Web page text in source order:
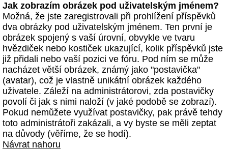
Jak zobrazím obrázek pod uživatelským jménem?
Možná, že jste zaregistrovali při prohlížení příspěvků
dva obrázky pod uživatelským jménem. Ten první je
obrázek spojený s vaší úrovní, obvykle ve tvaru
hvězdiček nebo kostiček ukazující, kolik příspěvků jste
již přidali nebo vaší pozici ve fóru. Pod ním se může
nacházet větší obrázek, známý jako "postavička"
(avatar), což je vlastně unikátní obrázek každého
uživatele. Záleží na administrátorovi, zda postavičky
povolí či jak s nimi naloží (v jaké podobě se zobrazí).
Pokud nemůžete využívat postavičky, pak právě tehdy
toto administrátoři zakázali, a vy byste se měli zeptat
na důvody (věříme, že se hodí).
Návrat nahoru